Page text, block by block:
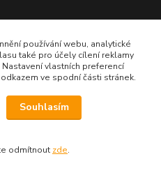
zrušen.
čísle 731 077 869
používání webu, analytické
také pro účely cílení reklamy
vlastních preferencí
ve spodní části stránek.
Souhlasím
odmítnout zde.